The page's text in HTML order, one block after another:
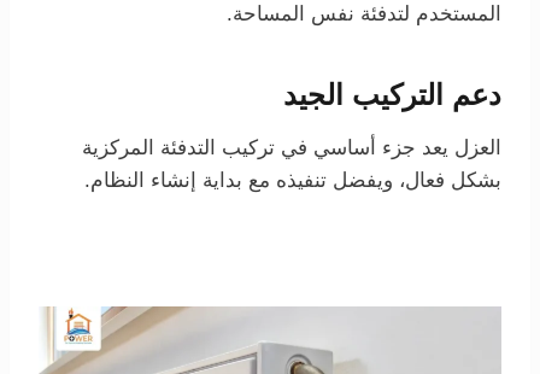
المستخدم لتدفئة نفس المساحة.
دعم التركيب الجيد
العزل يعد جزء أساسي في تركيب التدفئة المركزية
بشكل فعال، ويفضل تنفيذه مع بداية إنشاء النظام.